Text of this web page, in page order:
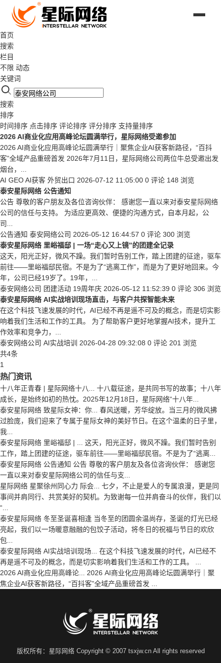
首页
搜索
栏目
不限 动态
关键词
搜索
排序
时间排序 点击排序 评论排序 评分排序 支持量排序
2026 AI商业化应用高峰论坛圆满举行，星际网络受邀参加
2026 AI商业化应用高峰论坛圆满举行｜聚焦企业AI获客新路径，“百抖
客”全域产品重磅首发 2026年7月11日，星际网络公司两位牛总受邀出发
烟台，...
AI GEOAI获客 外贸出口 2026-07-12 11:05:00 0 评论 148 浏览
泰安星际网络 公告通知
公告 尊敬的客户朋友及各位咨询伙伴： 感谢您一直以来对泰安星际网络
公司的信任与支持。 为适应更高效、便捷的沟通方式，自本月起，公
司...
公告通知 泰安网络公司 2026-05-12 16:44:57 0 评论 300 浏览
泰安星际网络 里峪福邸 | 一场“走心又上镜”的团建全记录
这天，阳光正好，微风不躁。我们暂时告别工作，踏上团建的征途，驱车
前往——里峪福邸民宿。不是为了“逃离工作”，而是为了更好地回来。今
年，公司已经19岁了。19年，...
泰安网络公司 团建活动 19周年庆 2026-05-12 11:52:39 0 评论 306 浏览
泰安星际网络 AI实战培训现场直击，与客户共探智能未来
在这个科技飞速发展的时代，AI已经不再是遥不可及的概念，而是切实影
响着我们生活和工作的工具。 为了帮助客户更好地掌握AI技术，提升工
作效率和竞争力，...
泰安网络公司 AI实战培训 2026-04-28 09:32:08 0 评论 201 浏览
共4条
1
热门资讯
十八年正青春 | 星际网络十八...
十八载征途，是共同书写的故事；十八年
成长，是始终如初的热忱。2025年12月18日，星际网络“十八年...
泰安星际网络 致星际女神：你...
春风送暖，芳华绽放。当三月的微风拂
过脸庞，我们迎来了专属于星际女神的美好节日。在这个温柔的日子里，
我...
泰安星际网络 里峪福邸 | ...
这天，阳光正好，微风不躁。我们暂时告别
工作，踏上团建的征途，驱车前往——里峪福邸民宿。不是为了“逃离...
泰安星际网络 公告通知 公告 尊敬的客户朋友及各位咨询伙伴： 感谢您
一直以来对泰安星际网络公司的信任与支...
星际网络 星聚徐州同心力 际会...
七夕，不止是爱人的专属浪漫，更是同
事间并肩同行、共赏美好的契机。为致谢每一位并肩奋斗的伙伴，我们以
“...
泰安星际网络 冬至圣诞喜相逢 当冬至的团圆余温尚存，圣诞的灯光已经
亮起，我们以一场暖意融融的包饺子活动，将冬日的祝福与节日的欢欣
包...
泰安星际网络 AI实战培训现场...
在这个科技飞速发展的时代，AI已经不
再是遥不可及的概念，而是切实影响着我们生活和工作的工具。 ...
2026 AI商业化应用高峰论...
2026 AI商业化应用高峰论坛圆满举行｜聚
焦企业AI获客新路径，“百抖客”全域产品重磅首发 ...
版权所有：星际网络 Copyright © 2007 tsxjw.cn All rights reserved